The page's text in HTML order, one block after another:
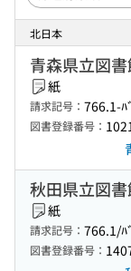
北日本
青森県立図
紙
請求記号： 766.1-ﾊ
図書登録番号：
秋田県立図
紙
請求記号： 766.1/ﾊ
図書登録番号：